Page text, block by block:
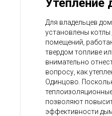
Для владельцев
установлены котлы
помещений,
твердом топливе
внимательно
вопросу, как
Одинцово.
позволяют
эффективности